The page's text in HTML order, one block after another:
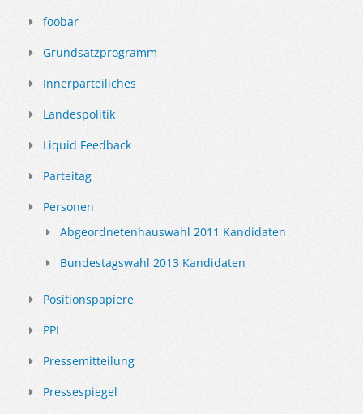
foobar
Grundsatzprogramm
Innerparteiliches
Landespolitik
Liquid Feedback
Parteitag
Personen
Abgeordnetenhauswahl 2011 Kandidaten
Bundestagswahl 2013 Kandidaten
Positionspapiere
PPI
Pressemitteilung
Pressespiegel